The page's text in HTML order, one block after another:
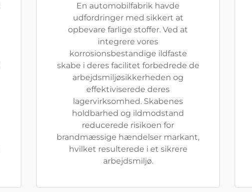
En automobilfabrik havde
udfordringer med sikkert at
opbevare farlige stoffer. Ved at
integrere vores
korrosionsbestandige ildfaste
skabe i deres facilitet forbedrede de
arbejdsmiljøsikkerheden og
effektiviserede deres
lagervirksomhed. Skabenes
holdbarhed og ildmodstand
reducerede risikoen for
brandmæssige hændelser markant,
hvilket resulterede i et sikrere
arbejdsmiljø.